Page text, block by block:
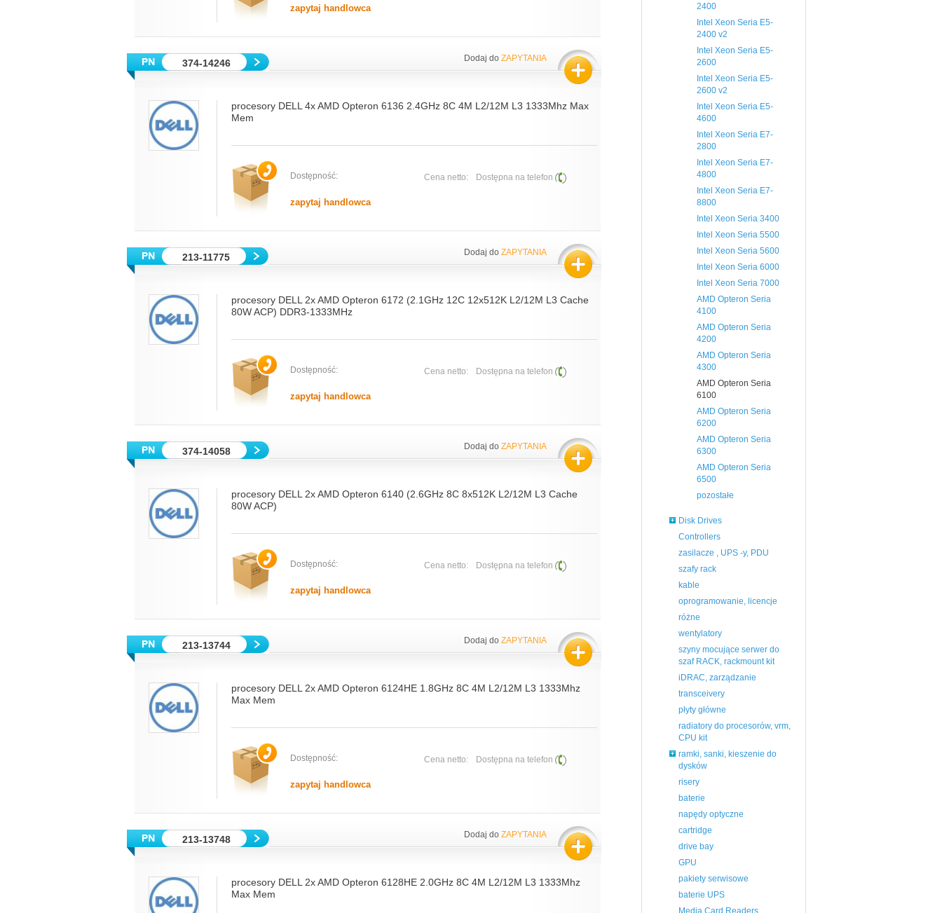
2400
Intel Xeon Seria E5-
2400 v2
Intel Xeon Seria E5-
2600
Intel Xeon Seria E5-
2600 v2
Intel Xeon Seria E5-
4600
Intel Xeon Seria E7-
2800
Intel Xeon Seria E7-
4800
Intel Xeon Seria E7-
8800
Intel Xeon Seria 3400
Intel Xeon Seria 5500
Intel Xeon Seria 5600
Intel Xeon Seria 6000
Intel Xeon Seria 7000
AMD Opteron Seria
4100
AMD Opteron Seria
4200
AMD Opteron Seria
4300
AMD Opteron Seria
6100
AMD Opteron Seria
6200
AMD Opteron Seria
6300
AMD Opteron Seria
6500
pozostałe
Disk Drives
Controllers
zasilacze , UPS -y, PDU
szafy rack
kable
oprogramowanie, licencje
różne
wentylatory
szyny mocujące serwer do
szaf RACK, rackmount kit
iDRAC, zarządzanie
transceivery
płyty główne
radiatory do procesorów, vrm,
CPU kit
ramki, sanki, kieszenie do
dysków
risery
baterie
napędy optyczne
cartridge
drive bay
GPU
pakiety serwisowe
baterie UPS
Media Card Readers
zapytaj handlowca
374-14246 Dodaj do ZAPYTANIA
procesory DELL 4x AMD Opteron 6136 2.4GHz 8C 4M L2/12M L3 1333Mhz Max
Mem
Dostępność:
zapytaj handlowca
Cena netto: Dostępna na telefon
213-11775 Dodaj do ZAPYTANIA
procesory DELL 2x AMD Opteron 6172 (2.1GHz 12C 12x512K L2/12M L3 Cache
80W ACP) DDR3-1333MHz
Dostępność:
zapytaj handlowca
Cena netto: Dostępna na telefon
374-14058 Dodaj do ZAPYTANIA
procesory DELL 2x AMD Opteron 6140 (2.6GHz 8C 8x512K L2/12M L3 Cache
80W ACP)
Dostępność:
zapytaj handlowca
Cena netto: Dostępna na telefon
213-13744 Dodaj do ZAPYTANIA
procesory DELL 2x AMD Opteron 6124HE 1.8GHz 8C 4M L2/12M L3 1333Mhz
Max Mem
Dostępność:
zapytaj handlowca
Cena netto: Dostępna na telefon
213-13748 Dodaj do ZAPYTANIA
procesory DELL 2x AMD Opteron 6128HE 2.0GHz 8C 4M L2/12M L3 1333Mhz
Max Mem